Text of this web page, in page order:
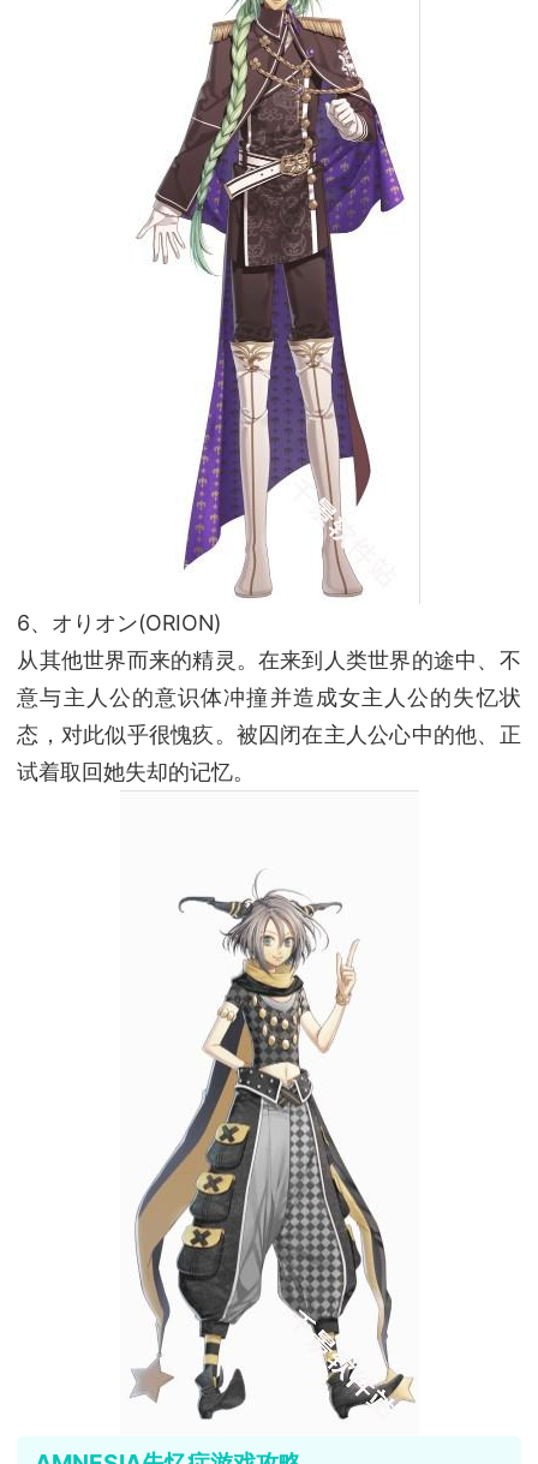
6、オりオン(ORION)
从其他世界而来的精灵。在来到人类世界的途中、不
意与主人公的意识体冲撞并造成女主人公的失忆状
态，对此似乎很愧疚。被囚闭在主人公心中的他、正
试着取回她失却的记忆。